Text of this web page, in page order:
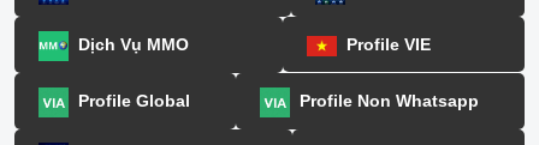
Dịch Vụ MMO Profile VIE
Profile Global Profile Non Whatsapp